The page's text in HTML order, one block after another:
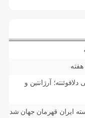
آرژانتین و
ایران قهرمان جهان شد